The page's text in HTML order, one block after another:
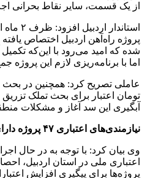
از یک قسمت، سایر نقاط بحرانی
پروژه راه‌آهن اردبیل اختصاص
شده که امید می‌رود با این‌که تکمیل
اما با برنامه‌ریزی لازم این پروژه
تومان اعتبار برای بحث تملک
آبگیری این سد آغاز و مشکلات
نیازمندی‌های اعتباری ۴۷ پروژه دارای ردیف ملی احصا شود
اعتباری ملی در استان اردبیل،
پروژه‌ها برای پیگیری افزایش